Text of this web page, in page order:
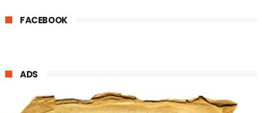
FACEBOOK
ADS